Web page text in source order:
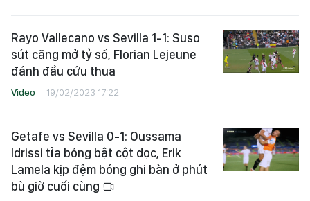
Rayo Vallecano vs Sevilla 1-1: Suso
sút căng mở tỷ số, Florian Lejeune
đánh đầu cứu thua
Video 19/02/2023 17:22
Getafe vs Sevilla 0-1: Oussama
Idrissi tỉa bóng bật cột dọc, Erik
Lamela kịp đệm bóng ghi bàn ở phút
bù giờ cuối cùng